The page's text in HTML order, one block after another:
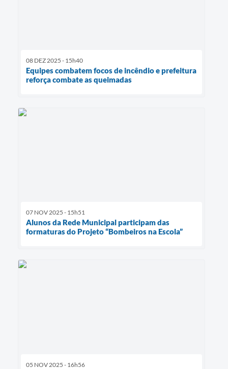
08 DEZ 2025 - 15h40
Equipes combatem focos de incêndio e prefeitura
reforça combate as queimadas
07 NOV 2025 - 15h51
Alunos da Rede Municipal participam das
formaturas do Projeto “Bombeiros na Escola”
05 NOV 2025 - 16h56